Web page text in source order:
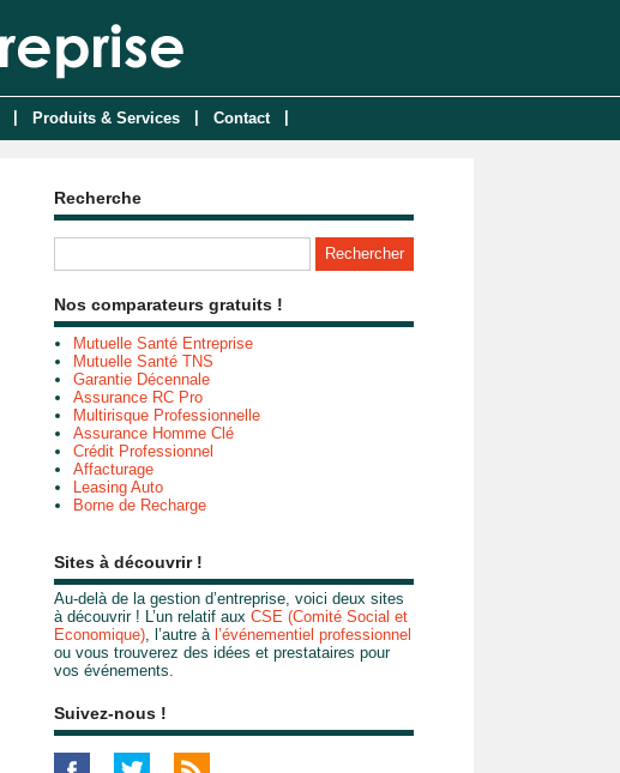
Produits & Services Contact
Recherche
Nos comparateurs gratuits !
Mutuelle Santé Entreprise
Mutuelle Santé TNS
Garantie Décennale
Assurance RC Pro
Multirisque Professionnelle
Assurance Homme Clé
Crédit Professionnel
Affacturage
Leasing Auto
Borne de Recharge
Sites à découvrir !
Au-delà de la gestion d’entreprise, voici deux sites
à découvrir ! L’un relatif aux CSE (Comité Social et
Economique), l’autre à l’événementiel professionnel
ou vous trouverez des idées et prestataires pour
vos événements.
Suivez-nous !